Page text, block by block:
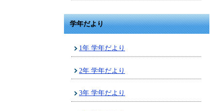
学年だより
1年 学年だより
2年 学年だより
3年 学年だより